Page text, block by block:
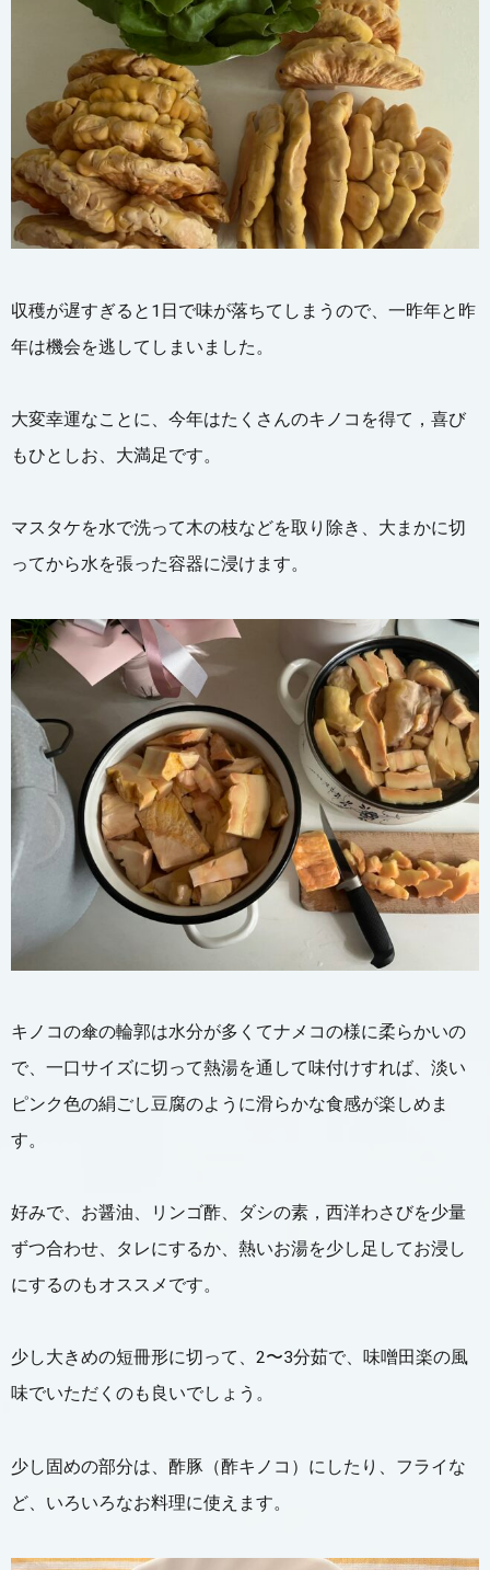
収穫が遅すぎると1日で味が落ちてしまうので、一昨年と昨
年は機会を逃してしまいました。
大変幸運なことに、今年はたくさんのキノコを得て，喜び
もひとしお、大満足です。
マスタケを水で洗って木の枝などを取り除き、大まかに切
ってから水を張った容器に浸けます。
キノコの傘の輪郭は水分が多くてナメコの様に柔らかいの
で、一口サイズに切って熱湯を通して味付けすれば、淡い
ピンク色の絹ごし豆腐のように滑らかな食感が楽しめま
す。
好みで、お醤油、リンゴ酢、ダシの素，西洋わさびを少量
ずつ合わせ、タレにするか、熱いお湯を少し足してお浸し
にするのもオススメです。
少し大きめの短冊形に切って、2〜3分茹で、味噌田楽の風
味でいただくのも良いでしょう。
少し固めの部分は、酢豚（酢キノコ）にしたり、フライな
ど、いろいろなお料理に使えます。